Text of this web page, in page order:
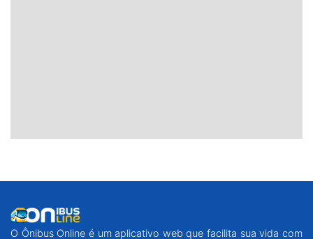
O Ônibus Online é um aplicativo web que facilita sua vida com